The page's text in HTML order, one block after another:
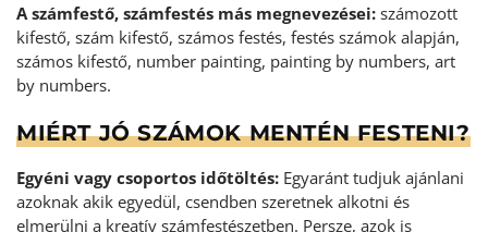
A számfestő, számfestés más megnevezései: számozott
kifestő, szám kifestő, számos festés, festés számok alapján,
számos kifestő, number painting, painting by numbers, art
by numbers.
MIÉRT JÓ SZÁMOK MENTÉN FESTENI?
Egyéni vagy csoportos időtöltés: Egyaránt tudjuk ajánlani
azoknak akik egyedül, csendben szeretnek alkotni és
elmerülni a kreatív számfestészetben. Persze, azok is